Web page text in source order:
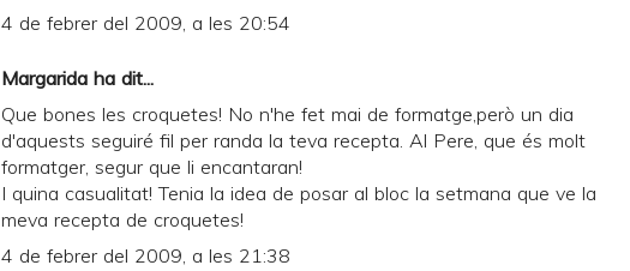
4 de febrer del 2009, a les 20:54
Margarida ha dit...
Que bones les croquetes! No n'he fet mai de formatge,però un dia
d'aquests seguiré fil per randa la teva recepta. Al Pere, que és molt
formatger, segur que li encantaran!
I quina casualitat! Tenia la idea de posar al bloc la setmana que ve la
meva recepta de croquetes!
4 de febrer del 2009, a les 21:38